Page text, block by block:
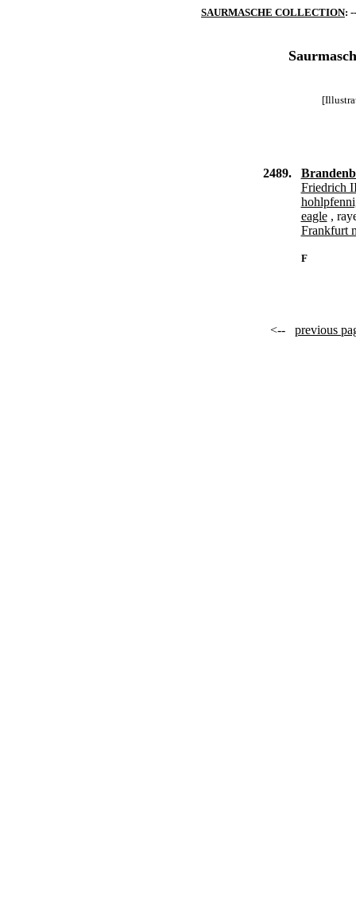
SAURMASCHE COLLECTION:
2489.
Friedrich
eagle,
Frankfurt
F
<-- previous